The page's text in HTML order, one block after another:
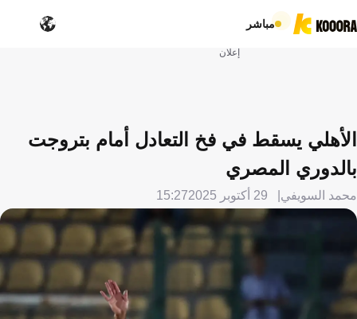
مباشر
إعلان
الأهلي يسقط في فخ التعادل أمام بتروجت
بالدوري المصري
محمد السويفي 29 أكتوبر 2025 15:27